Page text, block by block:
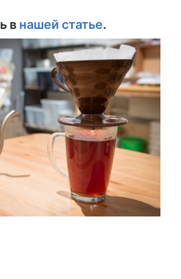
в нашей статье.